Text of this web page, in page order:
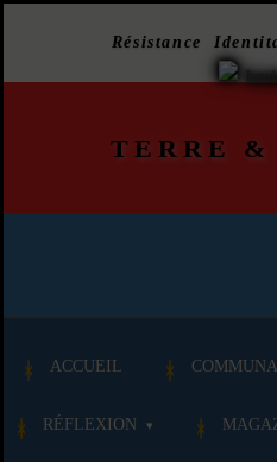
Résistance
TERRE &
ACCUEIL
RÉFLEXION